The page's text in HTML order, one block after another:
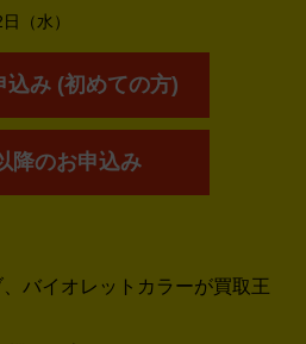
（水）
込み (初めての方)
降のお申込み
バイオレットカラーが買取王